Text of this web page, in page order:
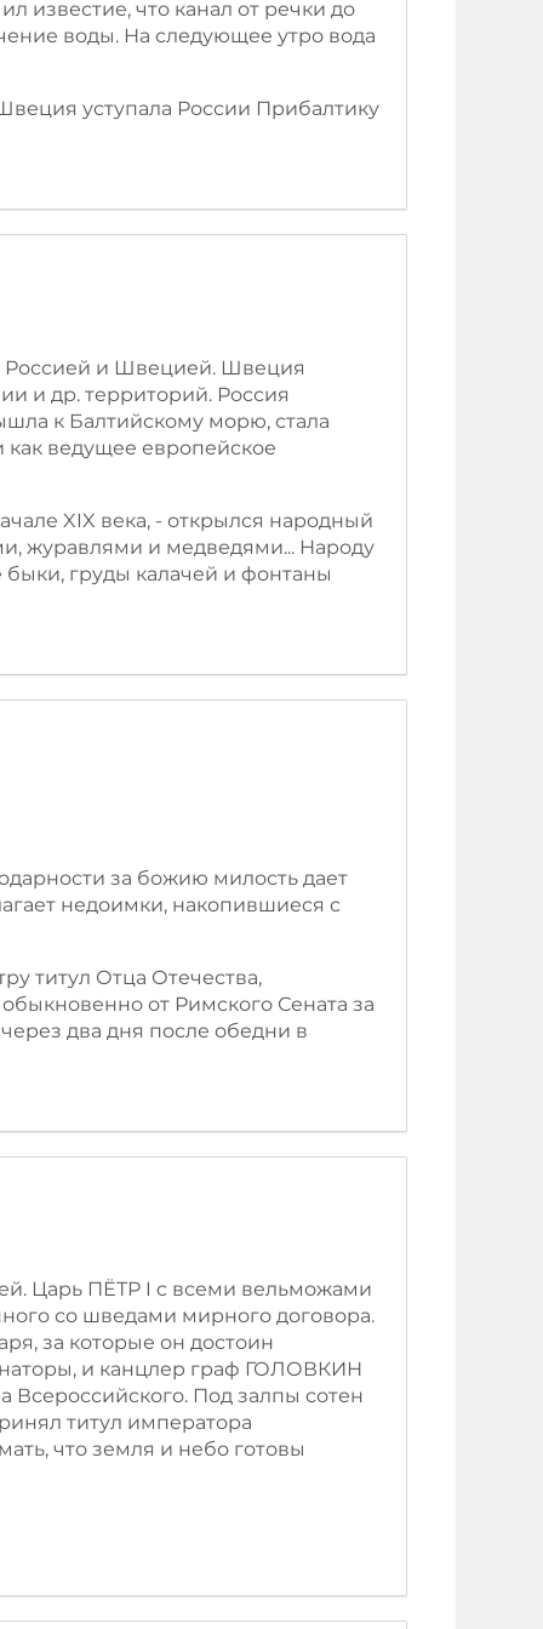
известие, что канал от речки до
воды. На следующее утро вода
уступала России Прибалтику
Россией и Швецией. Швеция
и др. территорий. Россия
к Балтийскому морю, стала
ведущее европейское
XIX века, - открылся народный
журавлями и медведями... Народу
груды калачей и фонтаны
за божию милость дает
недоимки, накопившиеся с
титул Отца Отечества,
от Римского Сената за
два дня после обедни в
Царь ПЁТР I c всеми вельможами
со шведами мирного договора.
за которые он достоин
и канцлер граф ГОЛОВКИН
Всероссийского. Под залпы сотен
титул императора
что земля и небо готовы